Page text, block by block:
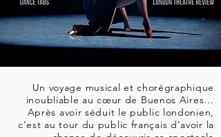
Un voyage musical et chorégraphique
inoubliable au cœur de Buenos Aires…
Après avoir séduit le public londonien,
c’est au tour du public français d’avoir la